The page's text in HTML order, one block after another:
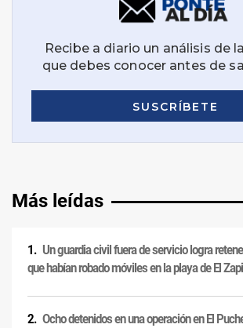
Más leídas
Un guardia civil fuera de servicio logra
que habían robado móviles en la playa de El
Ocho detenidos en una operación en El